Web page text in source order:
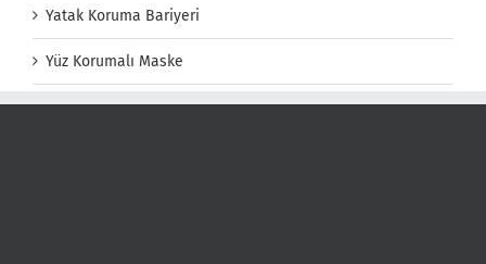
Yatak Koruma Bariyeri
Yüz Korumalı Maske